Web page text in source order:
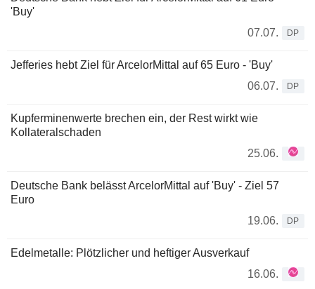
'Buy'
07.07.
DP
Jefferies hebt Ziel für ArcelorMittal auf 65 Euro - 'Buy'
06.07.
DP
Kupferminenwerte brechen ein, der Rest wirkt wie
Kollateralschaden
25.06.
Deutsche Bank belässt ArcelorMittal auf 'Buy' - Ziel 57
Euro
19.06.
DP
Edelmetalle: Plötzlicher und heftiger Ausverkauf
16.06.